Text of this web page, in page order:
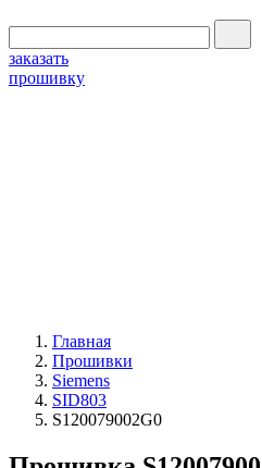
заказать
прошивку
Главная
Прошивки
Siemens
SID803
S120079002G0